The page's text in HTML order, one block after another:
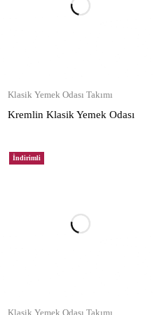
Klasik Yemek Odası Takımı
Kremlin Klasik Yemek Odası
İndirimli
Klasik Yemek Odası Takımı